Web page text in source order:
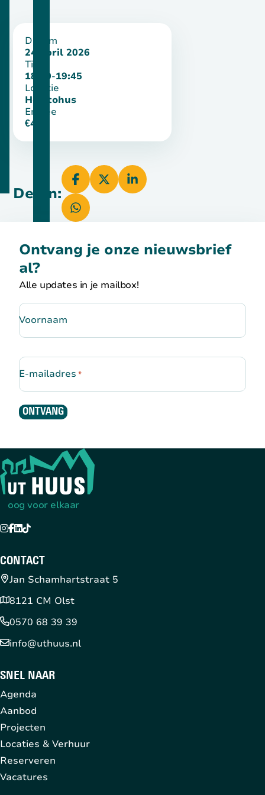
Delen:
Datum
24 april 2026
Tijd
18:30-19:45
Locatie
Holstohus
Entree
€4
Ontvang je onze nieuwsbrief
al?
Alle updates in je mailbox!
Voornaam
E-mailadres *
ONTVANG
Terug naar de startpagina
oog voor elkaar
Instagram
Facebook
LinkedIn
TikTok
YouTube
CONTACT
Jan Schamhartstraat 5
8121 CM Olst
0570 68 39 39
info@uthuus.nl
SNEL NAAR
Agenda
Aanbod
Projecten
Locaties & Verhuur
Reserveren
Vacatures